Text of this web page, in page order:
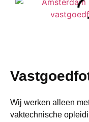
Wij werken alleen
vaktechnische